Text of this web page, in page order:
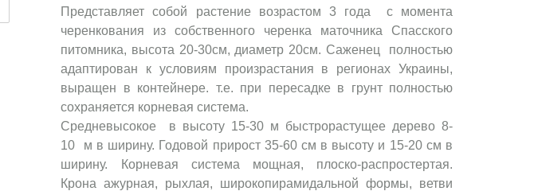
Представляет собой растение возрастом 3 года с момента
черенкования из собственного черенка маточника Спасского
питомника, высота 20-30см, диаметр 20см. Саженец полностью
адаптирован к условиям произрастания в регионах Украины,
выращен в контейнере. т.е. при пересадке в грунт полностью
сохраняется корневая система.
Средневысокое в высоту 15-30 м быстрорастущее дерево 8-
10 м в ширину. Годовой прирост 35-60 см в высоту и 15-20 см в
ширину. Корневая система мощная, плоско-распростертая.
Крона ажурная, рыхлая, широкопирамидальной формы, ветви